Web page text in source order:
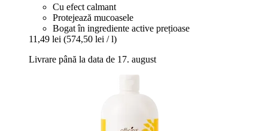
Cu efect calmant
Protejează mucoasele
Bogat în ingrediente active prețioase
11,49 lei (574,50 lei / l)
Livrare până la data de 17. august